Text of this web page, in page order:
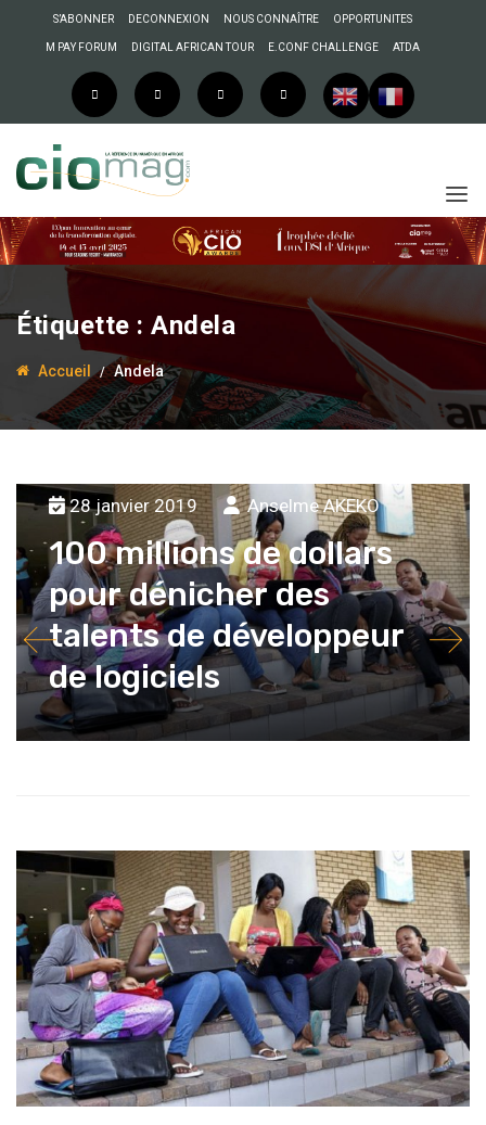
S’ABONNER DECONNEXION NOUS CONNAÎTRE OPPORTUNITES
M PAY FORUM DIGITAL AFRICAN TOUR E.CONF CHALLENGE ATDA
Étiquette : Andela
Accueil Andela
28 janvier 2019 Anselme AKEKO
100 millions de dollars
pour dénicher des
talents de développeur
de logiciels